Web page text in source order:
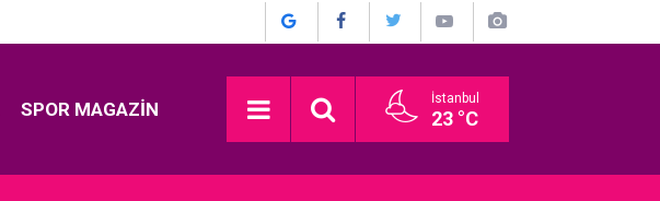
SPOR MAGAZIN İstanbul
23 °C